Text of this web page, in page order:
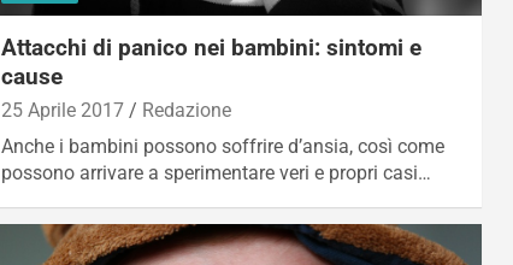
Attacchi di panico nei bambini: sintomi e
cause
25 Aprile 2017
Redazione
Anche i bambini possono soffrire d’ansia, così come
possono arrivare a sperimentare veri e propri casi…